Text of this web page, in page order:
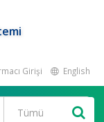
Girişi English